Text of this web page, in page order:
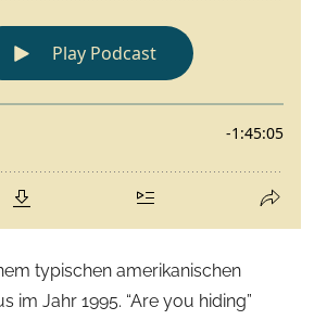
typischen amerikanischen
im Jahr 1995. “Are you hiding”